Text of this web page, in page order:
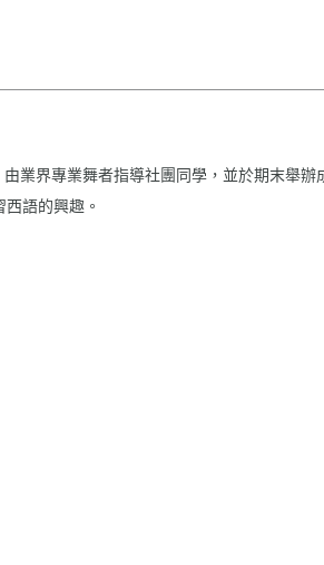
業界專業舞者指導社團同學，並於期末舉
語的興趣。